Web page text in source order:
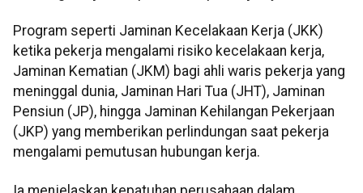
Program seperti Jaminan Kecelakaan Kerja (JKK)
ketika pekerja mengalami risiko kecelakaan kerja,
Jaminan Kematian (JKM) bagi ahli waris pekerja yang
meninggal dunia, Jaminan Hari Tua (JHT), Jaminan
Pensiun (JP), hingga Jaminan Kehilangan Pekerjaan
(JKP) yang memberikan perlindungan saat pekerja
mengalami pemutusan hubungan kerja.